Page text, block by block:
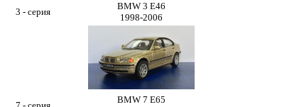
3 - серия
BMW 3 E46
1998-2006
BMW 7 E65